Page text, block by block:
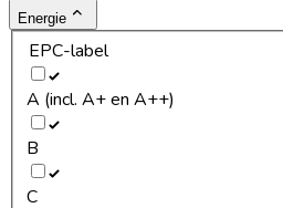
Energie
EPC-label
A (incl. A+ en A++)
B
C